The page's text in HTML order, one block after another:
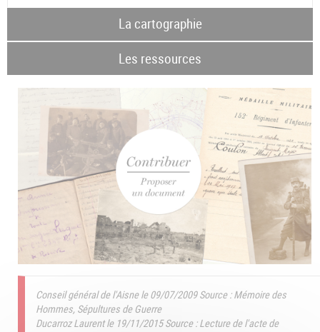
La cartographie
Les ressources
Conseil général de l'Aisne le 09/07/2009Source : Mémoire des
Hommes, Sépultures de Guerre
Ducarroz Laurent le 19/11/2015Source : Lecture de l'acte de